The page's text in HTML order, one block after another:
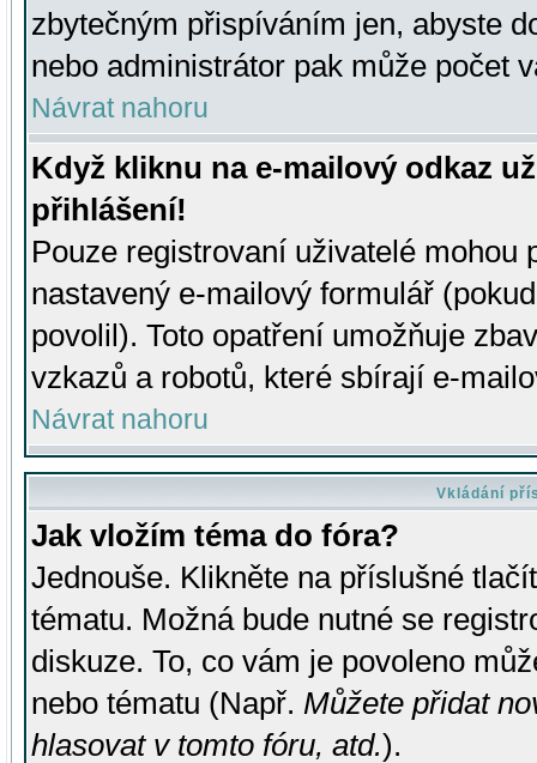
zbytečným přispíváním jen, abyste
nebo administrátor pak může počet
Návrat nahoru
Když kliknu na e-mailový odkaz
přihlášení!
Pouze registrovaní uživatelé mohou
nastavený e-mailový formulář
povolil). Toto opatření umožňuje
vzkazů a robotů, které sbírají e-
Návrat nahoru
Vkládání
Jak vložím téma do fóra?
Jednouše. Klikněte na příslušné
tématu. Možná bude nutné se
diskuze. To, co vám je povoleno
nebo tématu (Např. Můžete přidat
hlasovat v tomto fóru, atd.).